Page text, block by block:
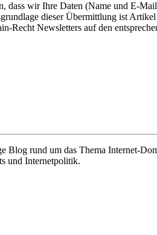
wir Ihre Daten (Name und E-
dieser Übermittlung ist
Recht Newsletters auf den
Blog rund um das Thema Internet-
und Internetpolitik.